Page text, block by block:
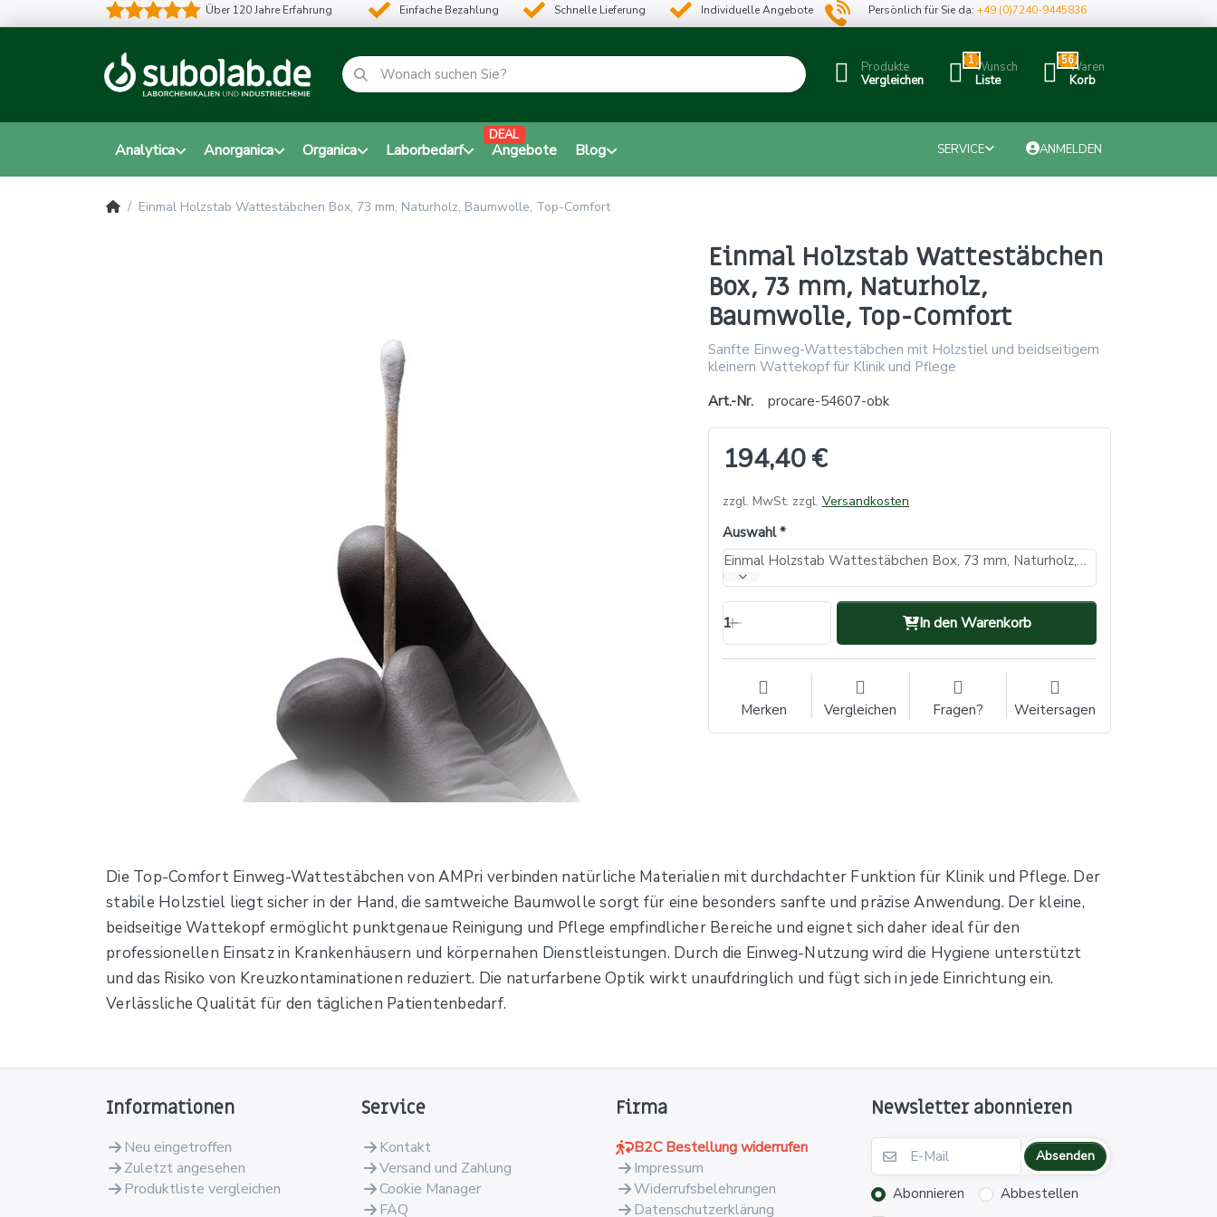
Über 120 Jahre Erfahrung Einfache Bezahlung Schnelle Lieferung Individuelle Angebote Persönlich für Sie da:+49 (0)7240-9445836
Produkte
Vergleichen
1Wunsch
Liste
56Waren
Korb
Analytica Anorganica Organica Laborbedarf Angebote
DEAL
Blog SERVICE ANMELDEN
Einmal Holzstab Wattestäbchen Box, 73 mm, Naturholz, Baumwolle, Top-Comfort
Einmal Holzstab Wattestäbchen
Box, 73 mm, Naturholz,
Baumwolle, Top-Comfort
Sanfte Einweg-Wattestäbchen mit Holzstiel und beidseitigem
kleinem Wattekopf für Klinik und Pflege
Art.-Nr.
procare-54607-obk
194,40 €
zzgl. MwSt. zzgl. Versandkosten
Auswahl
Einmal Holzstab Wattestäbchen Box, 73 mm, Naturholz, Baumwolle, Top-Comfort (VE: 192, Inhalt: 200 Stück)
1 In den Warenkorb
Merken Vergleichen Fragen? Weitersagen
Die Top-Comfort Einweg-Wattestäbchen von AMPri verbinden natürliche Materialien mit durchdachter Funktion für Klinik und Pflege. Der
stabile Holzstiel liegt sicher in der Hand, die samtweiche Baumwolle sorgt für eine besonders sanfte und präzise Anwendung. Der kleine,
beidseitige Wattekopf ermöglicht punktgenaue Reinigung und Pflege empfindlicher Bereiche und eignet sich daher ideal für den
professionellen Einsatz in Krankenhäusern und körpernahen Dienstleistungen. Durch die Einweg-Nutzung wird die Hygiene unterstützt
und das Risiko von Kreuzkontaminationen reduziert. Die naturfarbene Optik wirkt unaufdringlich und fügt sich in jede Einrichtung ein.
Verlässliche Qualität für den täglichen Patientenbedarf.
Informationen
Neu eingetroffen
Zuletzt angesehen
Produktliste vergleichen
Service
Kontakt
Versand und Zahlung
Cookie Manager
FAQ
Firma
B2C Bestellung widerrufen
Impressum
Widerrufsbelehrungen
Datenschutzerklärung
Newsletter abonnieren
Absenden
Abonnieren Abbestellen